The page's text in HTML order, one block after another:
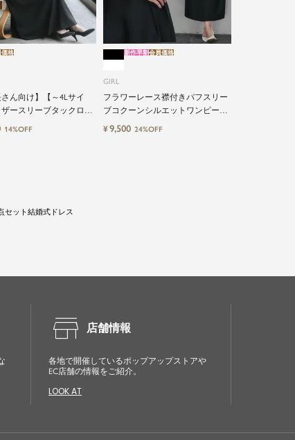
さん向け】【～4Lサイ
ースリーブタックロン
ワンピースドレス
価格
14%OFF
GIRL
フラワーレース襟付きパフスリー
ブコクーンシルエットワンピース
ドレス
新作早割会員価格
¥9,500 24%OFF
セット結婚式ドレス
store 店舗情報
各地で開催しているポップアップストアや
EC店舗の情報をご紹介。
LOOK AT